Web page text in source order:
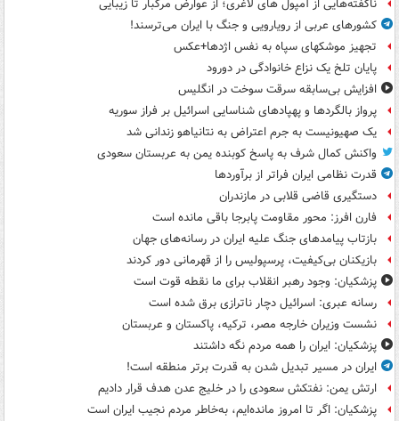
ناگفته‌هایی از آمپول های لاغری؛ از عوارض مرگبار تا زیبایی
کشورهای عربی از رویارویی و جنگ با ایران می‌ترسند!
تجهیز موشکهای سپاه به نفس اژدها+عکس
پایان تلخ یک نزاع خانوادگی در دورود
افزایش بی‌سابقه سرقت سوخت در انگلیس
پرواز بالگردها و پهپادهای شناسایی اسرائیل بر فراز سوریه
یک صهیونیست به جرم اعتراض به نتانیاهو زندانی شد
واکنش کمال شرف به پاسخ کوبنده یمن به عربستان سعودی
قدرت نظامی ایران فراتر از برآوردها
دستگیری قاضی قلابی در مازندران
فارن افرز: محور مقاومت پابرجا باقی مانده است
بازتاب پیامدهای جنگ علیه ایران در رسانه‌های جهان
بازیکنان بی‌کیفیت، پرسپولیس را از قهرمانی دور کردند
پزشکیان: وجود رهبر انقلاب برای ما نقطه قوت است
رسانه عبری: اسرائیل دچار ناترازی برق شده است
نشست وزیران خارجه مصر، ترکیه، پاکستان و عربستان
پزشکیان: ایران را همه مردم نگه داشتند
ایران در مسیر تبدیل شدن به قدرت برتر منطقه است!
ارتش یمن: نفتکش سعودی را در خلیج عدن هدف قرار دادیم
پزشکیان: اگر تا امروز مانده‌ایم، به‌خاطر مردم نجیب ایران است